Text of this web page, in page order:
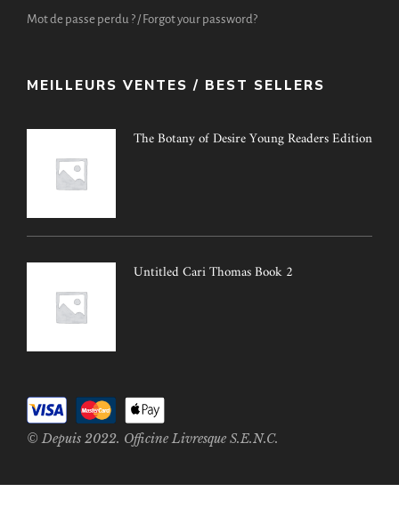
Mot de passe perdu ? / Forgot your password?
MEILLEURS VENTES / BEST SELLERS
The Botany of Desire Young Readers Edition
Untitled Cari Thomas Book 2
© Depuis 2022. Officine Livresque S.E.N.C.